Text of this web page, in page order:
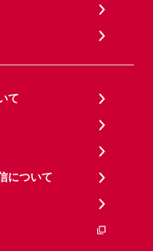
て
について